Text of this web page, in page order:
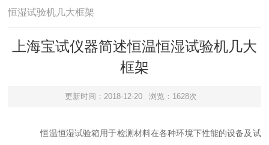
恒湿试验机几大框架
上海宝试仪器简述恒温恒湿试验机几大
框架
更新时间：2018-12-20 浏览：1628次
恒温恒湿试验箱用于检测材料在各种环境下性能的设备及试